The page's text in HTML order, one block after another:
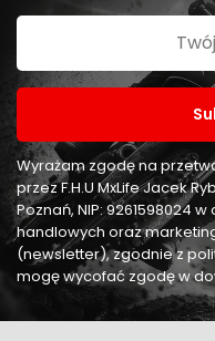
Wyrażam zgodę na
przez F.H.U MxLife Jacek
Poznań, NIP: 9261598024
handlowych oraz
(newsletter), zgodnie z
mogę wycofać zgodę w